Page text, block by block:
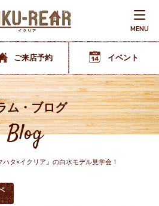
MENU
ご来店予約 イベント
ム・ブログ
Blog
ハタ×イクリア』の白水モデル見学会！